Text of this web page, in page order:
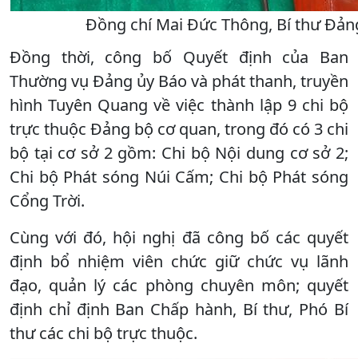
Đồng chí Mai Đức Thông, Bí thư
Đồng thời, công bố Quyết định của Ban
Thường vụ Đảng ủy Báo và phát thanh, truyền
hình Tuyên Quang về việc thành lập 9 chi bộ
trực thuộc Đảng bộ cơ quan, trong đó có 3 chi
bộ tại cơ sở 2 gồm: Chi bộ Nội dung cơ sở 2;
Chi bộ Phát sóng Núi Cấm; Chi bộ Phát sóng
Cổng Trời.
Cùng với đó, hội nghị đã công bố các quyết
định bổ nhiệm viên chức giữ chức vụ lãnh
đạo, quản lý các phòng chuyên môn; quyết
định chỉ định Ban Chấp hành, Bí thư, Phó Bí
thư các chi bộ trực thuộc.